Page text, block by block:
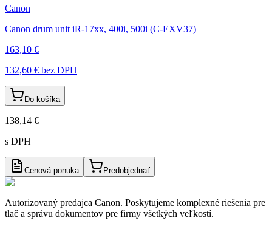
Canon
Canon drum unit iR-17xx, 400i, 500i (C-EXV37)
163,10 €
132,60 € bez DPH
Do košíka
138,14 €
s DPH
Cenová ponuka Predobjednať
Autorizovaný predajca Canon. Poskytujeme komplexné riešenia pre
tlač a správu dokumentov pre firmy všetkých veľkostí.